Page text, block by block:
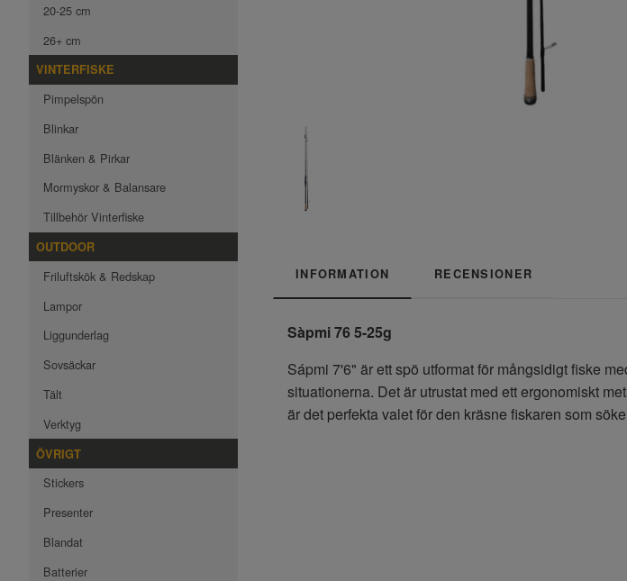
20-25 cm
26+ cm
VINTERFISKE
Pimpelspön
Blinkar
Blänken & Pirkar
Mormyskor & Balansare
Tillbehör Vinterfiske
OUTDOOR
Friluftskök & Redskap
Lampor
Liggunderlag
Sovsäckar
Tält
Verktyg
ÖVRIGT
Stickers
Presenter
Blandat
Batterier
INFORMATION RECENSIONER
Sàpmi 76 5-25g
Sápmi 7'6" är ett spö utformat för mångsidigt fiske
situationerna. Det är utrustat med ett ergonomiskt
är det perfekta valet för den kräsne fiskaren som